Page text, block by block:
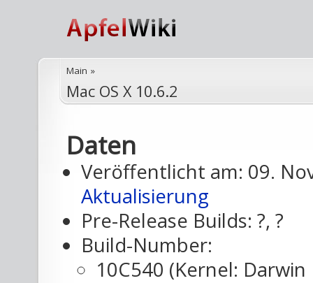
Main »
Mac OS X 10.6.2
Daten
Veröffentlicht am: 09.
Aktualisierung
Pre-Release Builds: ?, ?
Build-Number:
10C540 (Kernel: Darwin